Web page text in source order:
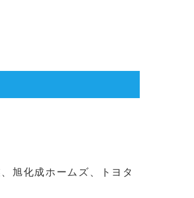
旭化成ホームズ、トヨタ